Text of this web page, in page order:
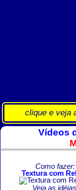
clique e veja
Vídeos
Como fazer:
Textura com
Veja as